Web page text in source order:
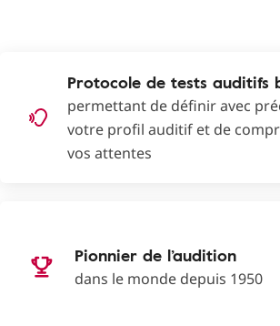
Protocole de tests auditifs
permettant de définir avec
votre profil auditif et de
vos attentes
Pionnier de l’audition
dans le monde depuis 1950